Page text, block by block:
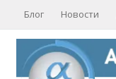
Блог Новости